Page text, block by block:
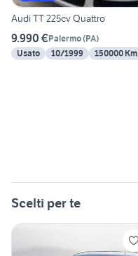
Audi TT 225cv Quattro
9.990 €Palermo(PA)
Usato
10/1999 150000 Km
Scelti per te